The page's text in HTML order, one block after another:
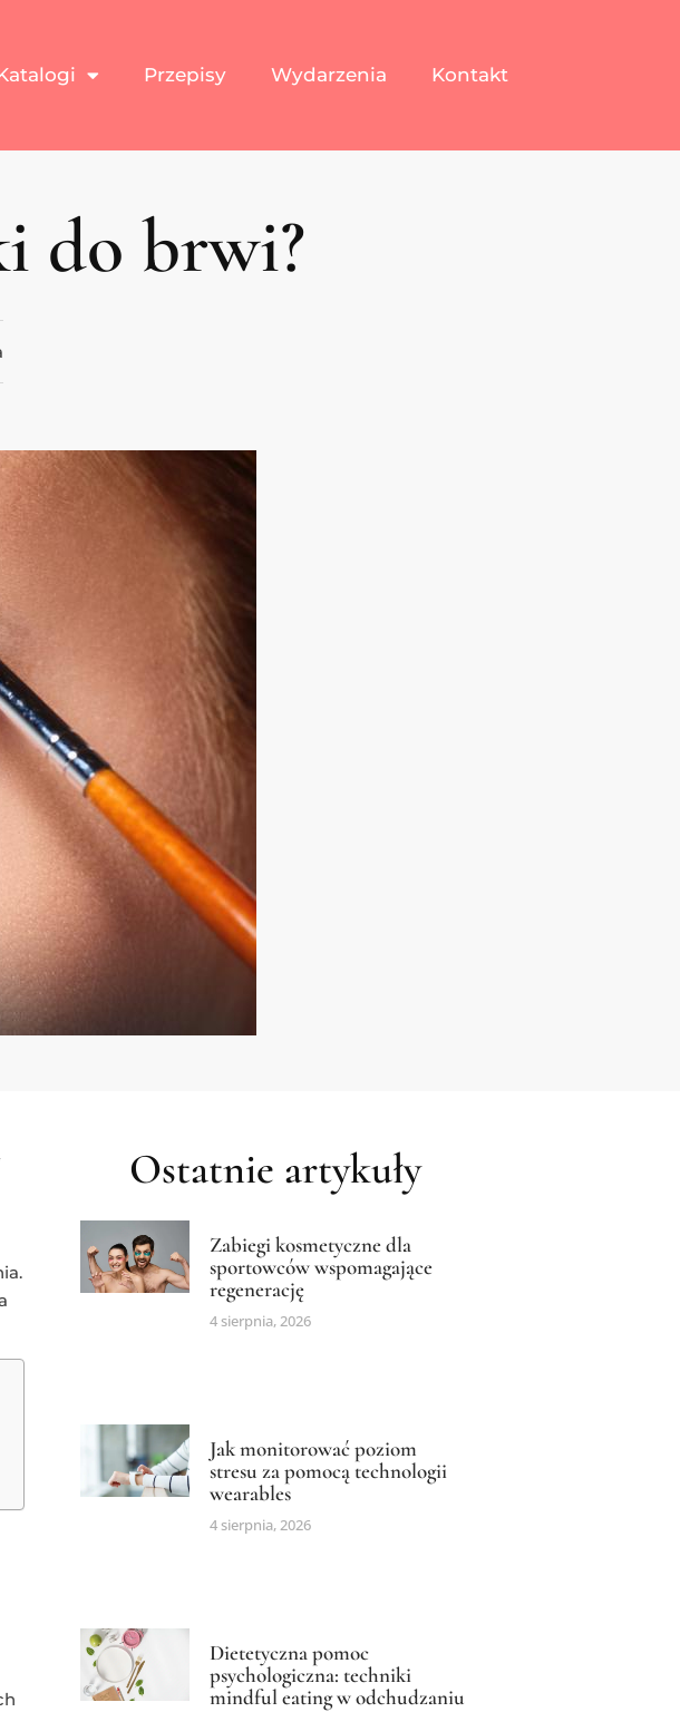
Przepisy Wydarzenia Kontakt
do brwi?
Ostatnie artykuły
Zabiegi kosmetyczne dla
sportowców wspomagające
regenerację
4 sierpnia, 2026
Jak monitorować poziom
stresu za pomocą technologii
wearables
4 sierpnia, 2026
Dietetyczna pomoc
psychologiczna: techniki
mindful eating w odchudzaniu